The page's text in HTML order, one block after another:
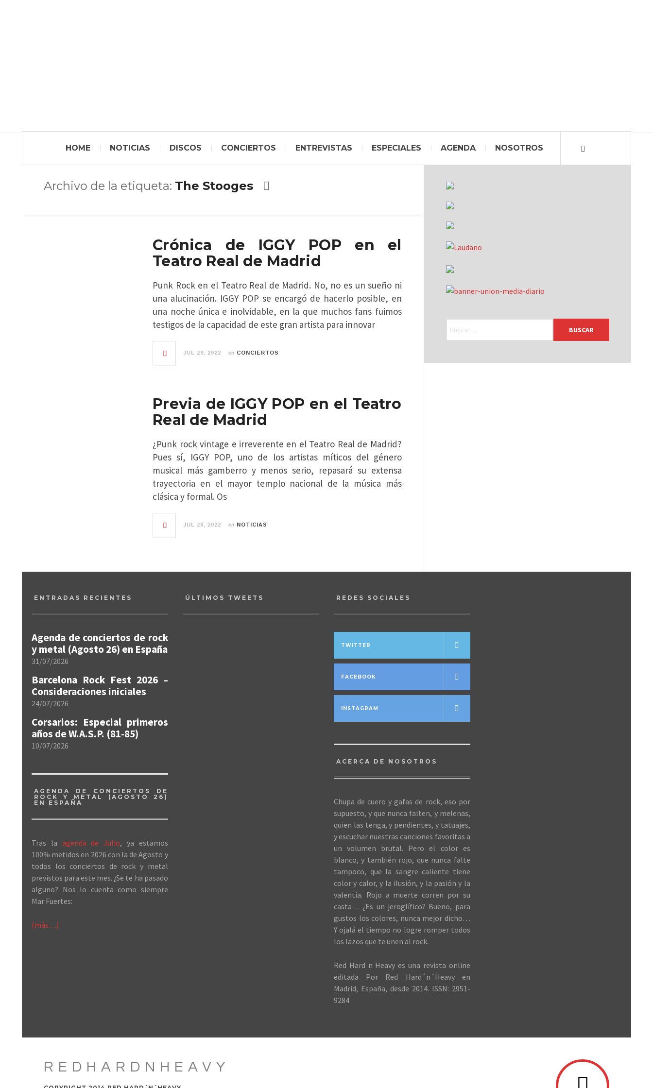
HOME NOTICIAS DISCOS CONCIERTOS ENTREVISTAS ESPECIALES AGENDA NOSOTROS
Archivo de la etiqueta: The Stooges
Crónica de IGGY POP en el
Teatro Real de Madrid
Punk Rock en el Teatro Real de Madrid. No, no es un sueño ni
una alucinación. IGGY POP se encargó de hacerlo posible, en
una noche única e inolvidable, en la que muchos fans fuimos
testigos de la capacidad de este gran artista para innovar
JUL 29, 2022 en CONCIERTOS
Previa de IGGY POP en el Teatro
Real de Madrid
¿Punk rock vintage e irreverente en el Teatro Real de Madrid?
Pues sí, IGGY POP, uno de los artistas míticos del género
musical más gamberro y menos serio, repasará su extensa
trayectoria en el mayor templo nacional de la música más
clásica y formal. Os
JUL 20, 2022 en NOTICIAS
ENTRADAS RECIENTES
Agenda de conciertos de rock
y metal (Agosto 26) en España
31/07/2026
Barcelona Rock Fest 2026 –
Consideraciones iniciales
24/07/2026
Corsarios: Especial primeros
años de W.A.S.P. (81-85)
10/07/2026
AGENDA DE CONCIERTOS DE
ROCK Y METAL (AGOSTO 26)
EN ESPAÑA
Tras la agenda de Julio, ya estamos
100% metidos en 2026 con la de Agosto y
todos los conciertos de rock y metal
previstos para este mes. ¿Se te ha pasado
alguno? Nos lo cuenta como siempre
Mar Fuertes:
(más…)
ÚLTIMOS TWEETS REDES SOCIALES
TWITTER
FACEBOOK
INSTAGRAM
ACERCA DE NOSOTROS
Chupa de cuero y gafas de rock, eso por
supuesto, y que nunca falten, y melenas,
quien las tenga, y pendientes, y tatuajes,
y escuchar nuestras canciones favoritas a
un volumen brutal. Pero el color es
blanco, y también rojo, que nunca falte
tampoco, que la sangre caliente tiene
color y calor, y la ilusión, y la pasión y la
valentía. Rojo a muerte corren por su
casta… ¿Es un jeroglífico? Bueno, para
gustos los colores, nunca mejor dicho…
Y ojalá el tiempo no logre romper todos
los lazos que te unen al rock.
Red Hard n Heavy es una revista online
editada Por Red Hard´n´Heavy en
Madrid, España, desde 2014. ISSN: 2951-
9284
REDHARDNHEAVY